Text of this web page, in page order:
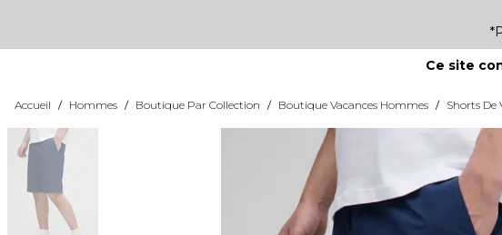
Ce site
Accueil / Hommes / Boutique Par Collection / Boutique Vacances Hommes / Shorts De